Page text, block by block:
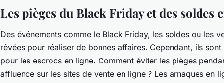
Les pièges du Black Friday et des soldes
Des événements comme le Black Friday, les soldes ou les
rêvées pour réaliser de bonnes affaires. Cependant, ils
pour les escrocs en ligne. Comment éviter les pièges
affluence sur les sites de vente en ligne ? Les arnaques en